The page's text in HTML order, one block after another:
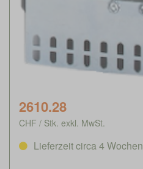
2610.28
CHF / Stk. exkl. MwSt.
Lieferzeit circa 4 Wochen